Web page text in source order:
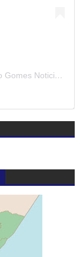
Uma publicação partilhada por Blog Adalberto Gomes Noticias (@blogadalbertogomesnoticiass)